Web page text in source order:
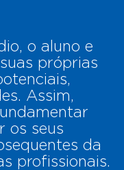
o aluno e
próprias
Assim,
os seus
da
profissionais.